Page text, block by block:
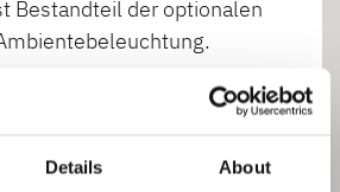
Details About
Bestandteil der optionalen